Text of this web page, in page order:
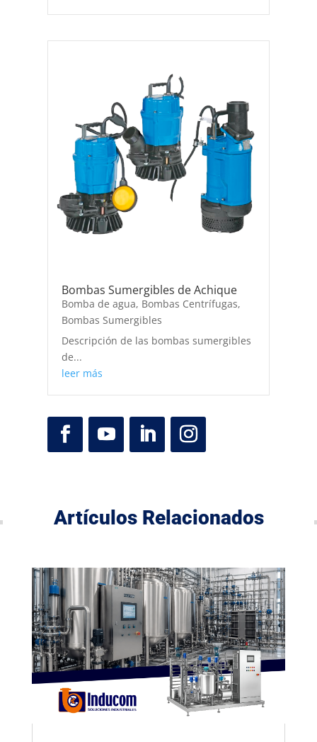
Bombas Sumergibles de Achique
Bomba de agua, Bombas Centrífugas,
Bombas Sumergibles
Descripción de las bombas sumergibles
de...
leer más
Artículos Relacionados